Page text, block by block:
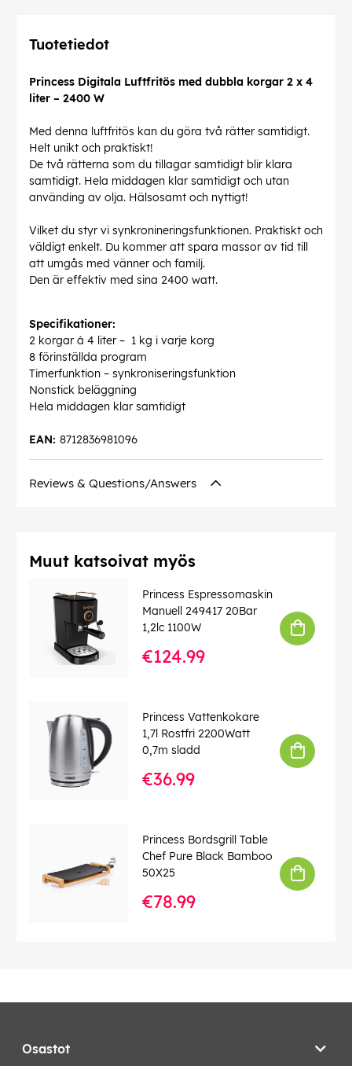
Tuotetiedot
Princess Digitala Luftfritös med dubbla korgar 2 x 4
liter – 2400 W
Med denna luftfritös kan du göra två rätter samtidigt.
Helt unikt och praktiskt!
De två rätterna som du tillagar samtidigt blir klara
samtidigt. Hela middagen klar samtidigt och utan
använding av olja. Hälsosamt och nyttigt!
Vilket du styr vi synkronineringsfunktionen. Praktiskt och
väldigt enkelt. Du kommer att spara massor av tid till
att umgås med vänner och familj.
Den är effektiv med sina 2400 watt.
Specifikationer:
2 korgar á 4 liter – 1 kg i varje korg
8 förinställda program
Timerfunktion – synkroniseringsfunktion
Nonstick beläggning
Hela middagen klar samtidigt
8712836981096
EAN:
Reviews & Questions/Answers
Muut katsoivat myös
Princess Espressomaskin
Manuell 249417 20Bar
1,2lc 1100W
€124.99
Princess Vattenkokare
1,7l Rostfri 2200Watt
0,7m sladd
€36.99
Princess Bordsgrill Table
Chef Pure Black Bamboo
50X25
€78.99
Osastot